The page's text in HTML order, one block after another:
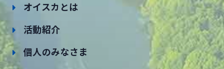
オイスカとは
活動紹介
個人のみなさま